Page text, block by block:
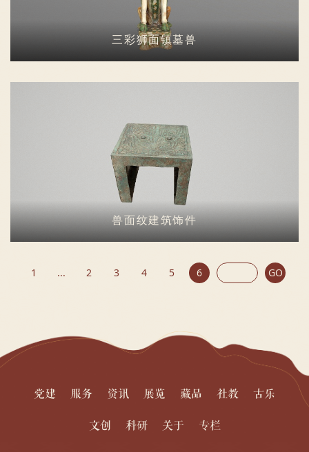
三彩狮面镇墓兽
兽面纹建筑饰件
1 ... 2 3 4 5 6 GO
党建 服务 资讯 展览 藏品 社教 古乐
文创 科研 关于 专栏